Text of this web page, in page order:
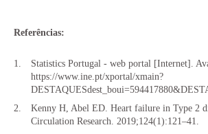
Referências:
Statistics Portugal - web portal [Internet].
https://www.ine.pt/xportal/xmain?
Kenny H, Abel ED. Heart failure in Type 2
Circulation Research. 2019;124(1):121–41.